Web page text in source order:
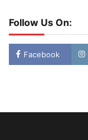
Follow Us On:
Facebook